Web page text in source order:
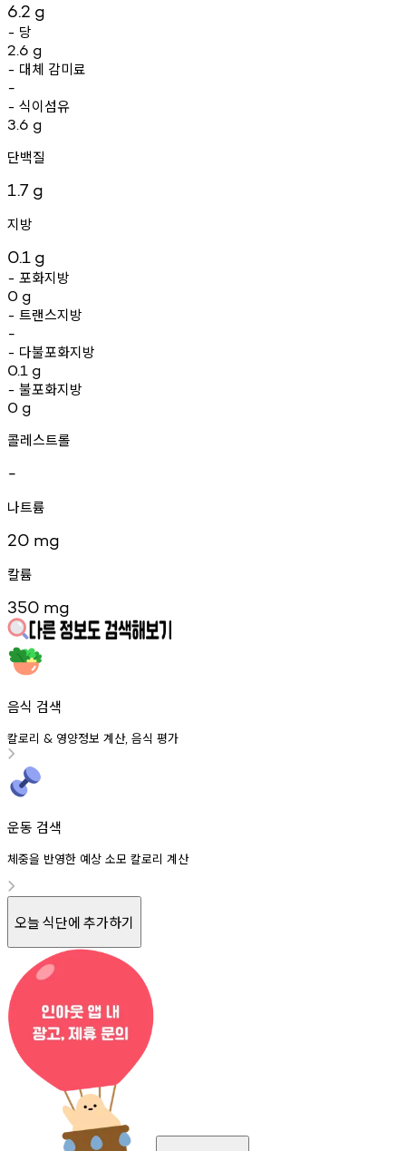
6.2 g
- 당
2.6 g
- 대체 감미료
-
- 식이섬유
3.6 g
단백질
1.7 g
지방
0.1 g
- 포화지방
0 g
- 트랜스지방
-
- 다불포화지방
0.1 g
- 불포화지방
0 g
콜레스트롤
-
나트륨
20 mg
칼륨
350 mg
음식 검색
칼로리 & 영양정보 계산, 음식 평가
운동 검색
체중을 반영한 예상 소모 칼로리 계산
오늘 식단에 추가하기